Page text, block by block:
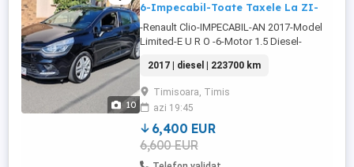
10
6-Impecabil-Toate Taxele La ZI-
-Renault Clio-IMPECABIL-AN 2017-Model
Limited-E U R O -6-Motor 1.5 Diesel-
TOATE TAXELE ACHITATE LA ZI- -REVIZIE
- 2025-ULEI +TOATE FILTRELE+PLACUTE
FRANA FATA -MOTOR 1.5 DIESEL-90 CP-
EURO-6 -223.700.KM.REALI CU CARTE
SERVICE-!!! -EXISTA FACTURI ...
2017 | diesel | 223700 km
Timisoara, Timis
azi 19:45
6,400 EUR
6,600 EUR